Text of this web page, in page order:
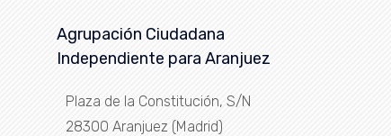
Agrupación Ciudadana
Independiente para Aranjuez
Plaza de la Constitución, S/N
28300 Aranjuez (Madrid)